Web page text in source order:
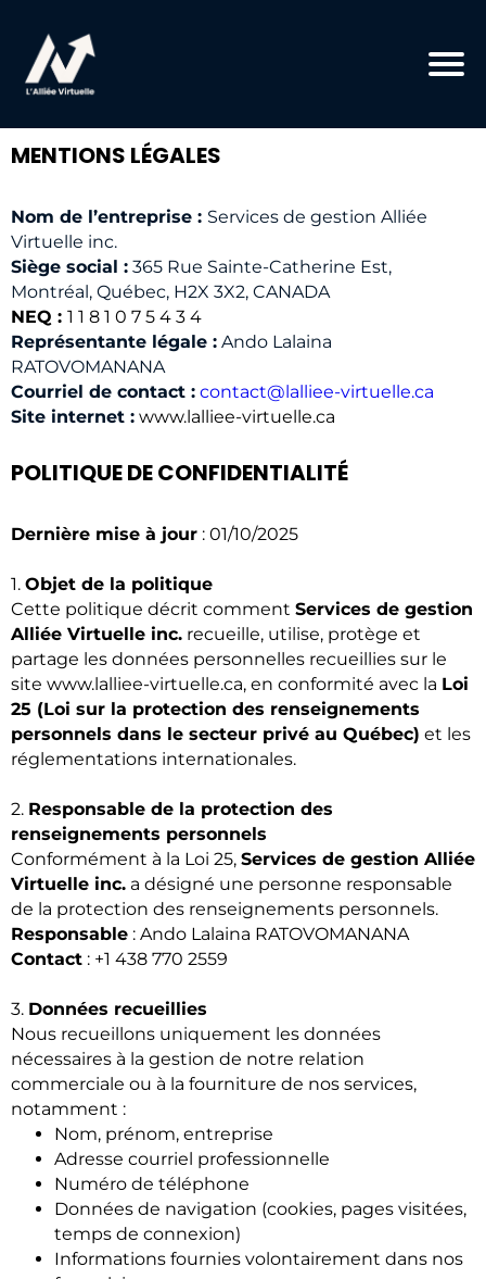
MENTIONS LÉGALES
Nom de l’entreprise : Services de gestion Alliée
Virtuelle inc.
Siège social : 365 Rue Sainte-Catherine Est,
Montréal, Québec, H2X 3X2, CANADA
NEQ : 1 1 8 1 0 7 5 4 3 4
Représentante légale : Ando Lalaina
RATOVOMANANA
Courriel de contact : contact@lalliee-virtuelle.ca
Site internet : www.lalliee-virtuelle.ca
POLITIQUE DE CONFIDENTIALITÉ
Dernière mise à jour : 01/10/2025
1. Objet de la politique
Cette politique décrit comment Services de gestion
Alliée Virtuelle inc. recueille, utilise, protège et
partage les données personnelles recueillies sur le
site www.lalliee-virtuelle.ca, en conformité avec la Loi
25 (Loi sur la protection des renseignements
personnels dans le secteur privé au Québec) et les
réglementations internationales.
2. Responsable de la protection des
renseignements personnels
Conformément à la Loi 25, Services de gestion Alliée
Virtuelle inc. a désigné une personne responsable
de la protection des renseignements personnels.
Responsable : Ando Lalaina RATOVOMANANA
Contact : +1 438 770 2559
3. Données recueillies
Nous recueillons uniquement les données
nécessaires à la gestion de notre relation
commerciale ou à la fourniture de nos services,
notamment :
Nom, prénom, entreprise
Adresse courriel professionnelle
Numéro de téléphone
Données de navigation (cookies, pages visitées,
temps de connexion)
Informations fournies volontairement dans nos